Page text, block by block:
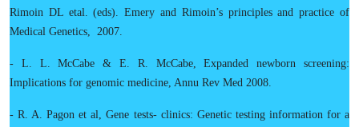
Rimoin DL etal. (eds). Emery and Rimoin’s principles and practice of
Medical Genetics, 2007.
- L. L. McCabe & E. R. McCabe, Expanded newborn screening:
Implications for genomic medicine, Annu Rev Med 2008.
- R. A. Pagon et al, Gene tests- clinics: Genetic testing information for a